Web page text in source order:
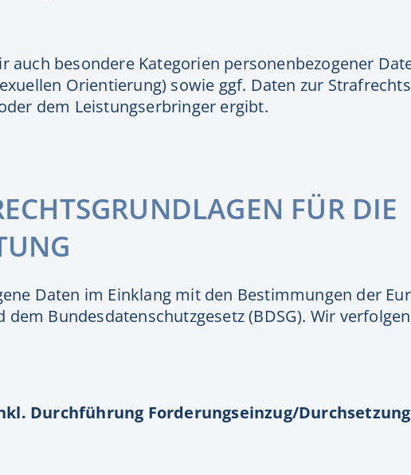
auch besondere Kategorien personenbezogener
Orientierung) sowie ggf. Daten zur
dem Leistungserbringer ergibt.
FÜR DIE
Daten im Einklang mit den Bestimmungen der
dem Bundesdatenschutzgesetz (BDSG). Wir
Durchführung Forderungseinzug/